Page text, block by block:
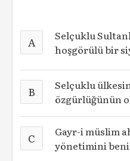
A
Selçuklu
hoşgörülü bir
B
Selçuklu
özgürlüğünün
C
Gayr-i müslim
yönetimini